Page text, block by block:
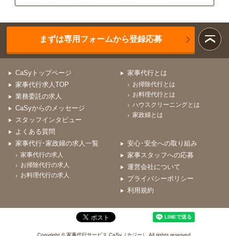
まずは専用フォームから登録応募
CaSyトップページ
家事代行求人TOP
業務委託の求人
CaSyからのメッセージ
スタッフインタビュー
よくある質問
家事代行とは
お掃除代行とは
お料理代行とは
ハウスクリーニングとは
家政婦とは
家事代行･家政婦の求人一覧
家事代行の求人
お掃除代行の求人
お料理代行の求人
安心･安全への取り組み
家事スタッフへの応募
運営会社について
プライバシーポリシー
利用規約
Copyright © 家事代行サービス CaSy（カジー） All rights reserved.